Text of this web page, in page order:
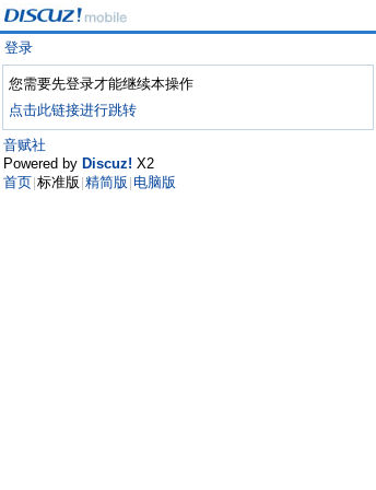
登录
您需要先登录才能继续本操作
点击此链接进行跳转
音赋社
Powered by Discuz! X2
首页 标准版 精简版 电脑版